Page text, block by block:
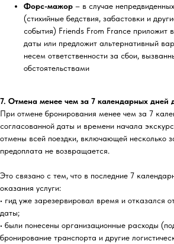
Форс-мажор – в случае
(стихийные бедствия, забастовки и
события) Friends From France приложит
даты или предложит альтернативный
несем ответственности за сбои,
обстоятельствами
7. Отмена менее чем за 7 календарных дней
При отмене бронирования менее чем за 7
согласованной даты и времени начала
отмены всей поездки, включающей несколько
предоплата не возвращается.
Это связано с тем, что в последние 7
оказания услуги:
• гид уже зарезервировал время и отказался
даты;
• были понесены организационные расходы
бронирование транспорта и другие